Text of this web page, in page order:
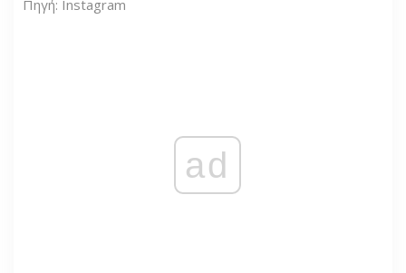
Πηγή: Instagram
ad